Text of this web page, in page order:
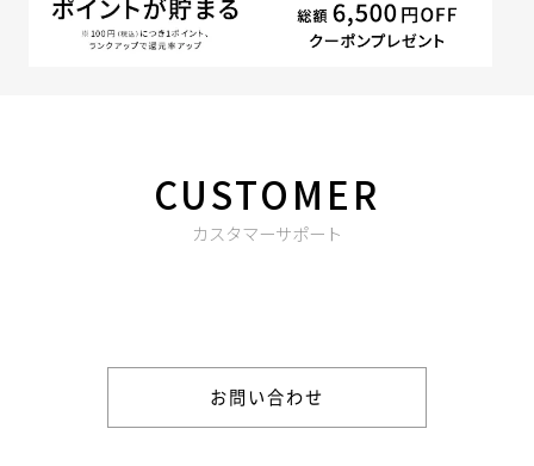
CUSTOMER
カスタマーサポート
お問い合わせ